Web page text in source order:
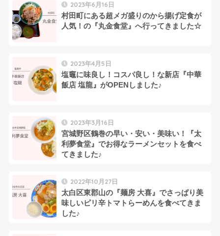
2023年6月16日
村田町にある超メガ盛りのから揚げ定食が
人気！の『丸金食堂』へ行ってきました☆
2023年4月5日
塩竈に味良し！コスパ良し！な新店『中華
飯店 塩龍』がOPENしました♪
2023年3月16日
宮城野区鶴巻の早い・安い・美味い！『太
利夢食堂』でお得なラーメンセットを食べ
てきました♪
2022年10月27日
太白区東郡山の『麺房 大喜』でさっぱり美
味しいピリ辛トマトらーめんを食べてきま
した♪